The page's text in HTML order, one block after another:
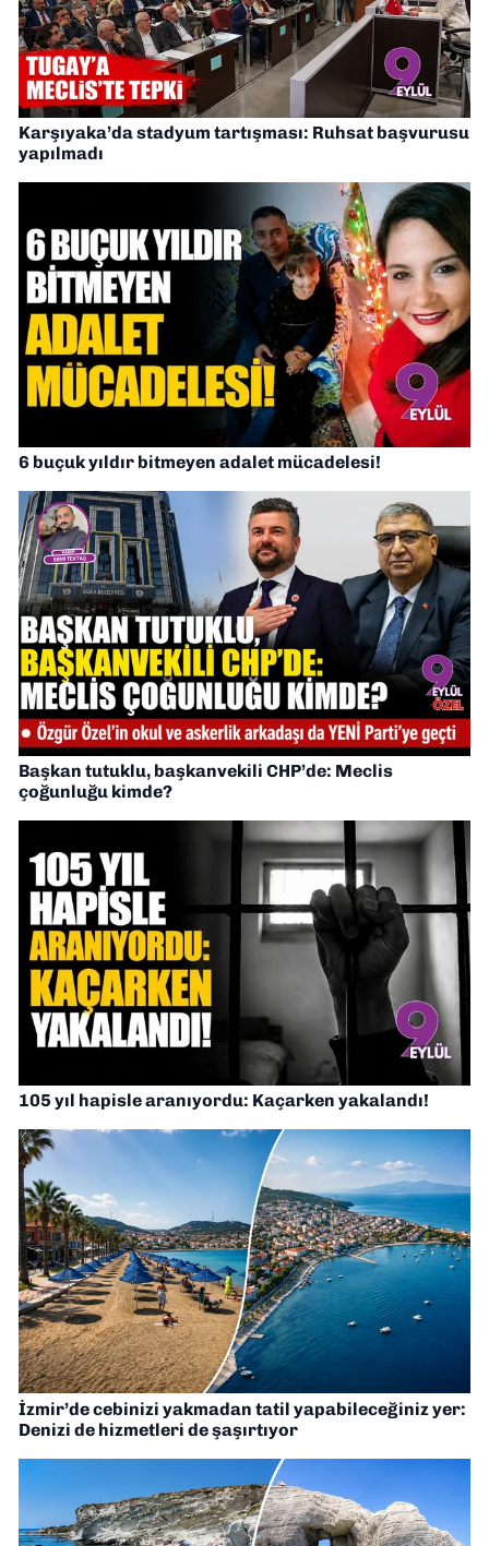
Karşıyaka’da stadyum tartışması: Ruhsat başvurusu
yapılmadı
6 buçuk yıldır bitmeyen adalet mücadelesi!
Başkan tutuklu, başkanvekili CHP’de: Meclis
çoğunluğu kimde?
105 yıl hapisle aranıyordu: Kaçarken yakalandı!
İzmir’de cebinizi yakmadan tatil yapabileceğiniz yer:
Denizi de hizmetleri de şaşırtıyor